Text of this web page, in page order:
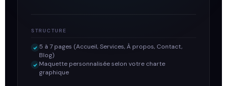
STRUCTURE
5 à 7 pages (Accueil, Services, À propos, Contact,
Blog)
Maquette personnalisée selon votre charte
graphique